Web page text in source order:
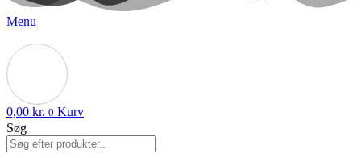
Menu
0,00 kr. 0 Kurv
Søg